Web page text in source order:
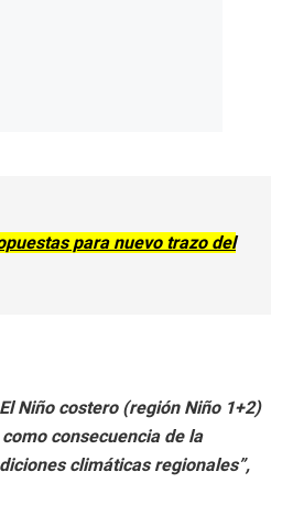
para nuevo trazo del
Niño costero (región Niño 1+2)
consecuencia de la
climáticas regionales”,